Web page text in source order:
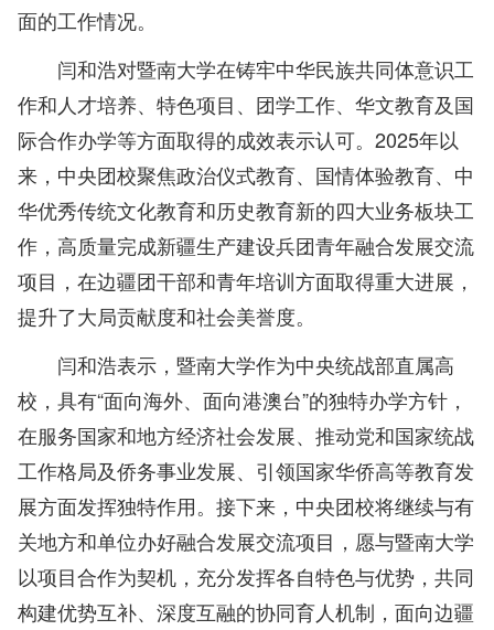
面的工作情况。
闫和浩对暨南大学在铸牢中华民族共同体意识工
作和人才培养、特色项目、团学工作、华文教育及国
际合作办学等方面取得的成效表示认可。2025年以
来，中央团校聚焦政治仪式教育、国情体验教育、中
华优秀传统文化教育和历史教育新的四大业务板块工
作，高质量完成新疆生产建设兵团青年融合发展交流
项目，在边疆团干部和青年培训方面取得重大进展，
提升了大局贡献度和社会美誉度。
闫和浩表示，暨南大学作为中央统战部直属高
校，具有“面向海外、面向港澳台”的独特办学方针，
在服务国家和地方经济社会发展、推动党和国家统战
工作格局及侨务事业发展、引领国家华侨高等教育发
展方面发挥独特作用。接下来，中央团校将继续与有
关地方和单位办好融合发展交流项目，愿与暨南大学
以项目合作为契机，充分发挥各自特色与优势，共同
构建优势互补、深度互融的协同育人机制，面向边疆